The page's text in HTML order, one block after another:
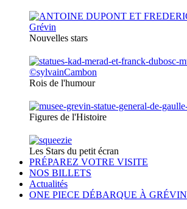
Nouvelles stars
Rois de l'humour
Figures de l'Histoire
Les Stars du petit écran
PRÉPAREZ VOTRE VISITE
NOS BILLETS
Actualités
ONE PIECE DÉBARQUE À GRÉVIN